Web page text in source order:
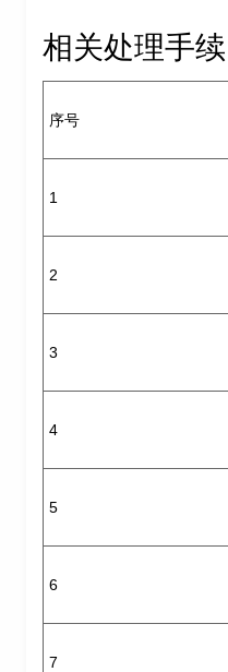
相关处理手续
序号
1
2
3
4
5
6
7